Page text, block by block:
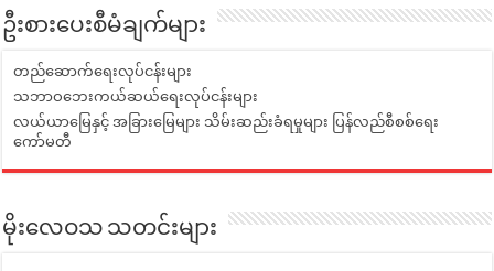
ဦးစားပေးစီမံချက်များ
တည်ဆောက်ရေးလုပ်ငန်းများ
သဘာဝဘေးကယ်ဆယ်ရေးလုပ်ငန်းများ
လယ်ယာမြေနှင့် အခြားမြေများ သိမ်းဆည်းခံရမှုများ ပြန်လည်စီစစ်ရေး
ကော်မတီ
မိုးလေဝသ သတင်းများ